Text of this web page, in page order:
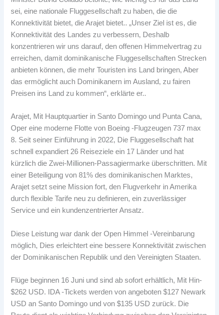
sei, eine nationale Fluggesellschaft zu haben, die die
Konnektivität bietet, die Arajet bietet.. „Unser Ziel ist es, die
Konnektivität des Landes zu verbessern, Deshalb
konzentrieren wir uns darauf, den offenen Himmelvertrag zu
erreichen, damit dominikanische Fluggesellschaften Strecken
anbieten können, die mehr Touristen ins Land bringen, Aber
das ermöglicht auch Dominikanern im Ausland, zu fairen
Preisen ins Land zu kommen“, erklärte er..
Arajet, Mit Hauptquartier in Santo Domingo und Punta Cana,
Oper eine moderne Flotte von Boeing -Flugzeugen 737 max
8. Seit seiner Einführung in 2022, Die Fluggesellschaft hat
schnell expandiert 26 Reiseziele ein 17 Länder und hat
kürzlich die Zwei-Millionen-Passagiermarke überschritten. Mit
einer Beteiligung von 81% des dominikanischen Marktes,
Arajet setzt seine Mission fort, den Flugverkehr in Amerika
durch flexible Tarife neu zu definieren, ein zuverlässiger
Service und ein kundenzentrierter Ansatz.
Diese Leistung war dank der Open Himmel -Vereinbarung
möglich, Dies erleichtert eine bessere Konnektivität zwischen
der Dominikanischen Republik und den Vereinigten Staaten.
Flüge beginnen 16 Juni und sind ab sofort erhältlich, Mit Hin-
$262 USD. IDA -Tickets werden von angeboten $127 Newark
USD an Santo Domingo und von $135 USD zurück. Die